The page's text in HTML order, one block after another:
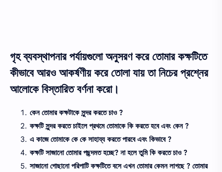
গৃহ ব্যবস্থাপনার পর্যায়গুলো অনুসরণ করে তোমার কক্ষটিতে
কীভাবে আরও আকর্ষণীয় করে তোলা যায় তা নিচের প্রশ্নের
আলোকে বিস্তারিত বর্ণনা করো।
কেন তোমার কক্ষটাকে সুন্দর করতে চাও ?
কক্ষটি সুন্দর করতে চাইলে প্রথমে তোমাকে কি করতে হবে এবং কেন ?
এ কাজে তোমাকে কে কে সাহায্য করতে পারবে এবং কিভাবে ?
কক্ষটি সাজানো তোমার পছন্দমত হচ্ছে? না হলে তুমি কি করতে চাও ?
সাজানো গোছানো পরিপাটি কক্ষটিতে বসে এখন তোমার কেমন লাগছে ? তোমার